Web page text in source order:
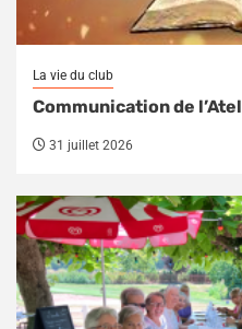
La vie du club
Communication de
31 juillet 2026